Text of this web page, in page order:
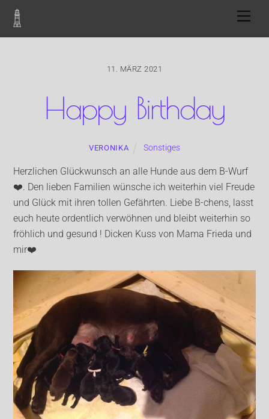
Skip
content
11. MÄRZ 2021
Happy Birthday
VERONIKA Sonstiges
Herzlichen Glückwunsch an alle Hunde aus dem B-Wurf
❤️. Den lieben Familien wünsche ich weiterhin viel Freude
und Glück mit ihren tollen Gefährten. Liebe B-chens, lasst
euch heute ordentlich verwöhnen und bleibt weiterhin so
fröhlich und gesund ! Dicken Kuss von Mama Frieda und
mir❤️